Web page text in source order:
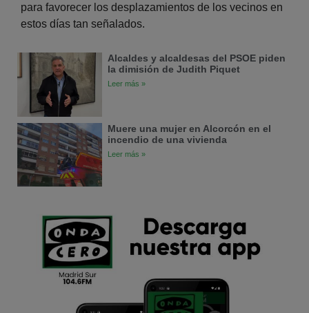
para favorecer los desplazamientos de los vecinos en
estos días tan señalados.
Alcaldes y alcaldesas del PSOE piden
la dimisión de Judith Piquet
Leer más »
Muere una mujer en Alcorcón en el
incendio de una vivienda
Leer más »